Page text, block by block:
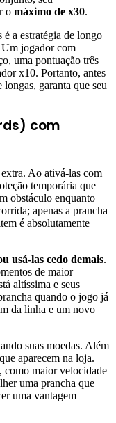
o máximo de x30.
é a estratégia de longo
jogador com
uma pontuação três
x10. Portanto, antes
garanta que seu
com
Ao ativá-las com
temporária que
obstáculo enquanto
apenas a prancha
é absolutamente
usá-las cedo demais.
de maior
altíssima e seus
quando o jogo já
da linha e um novo
suas moedas. Além
aparecem na loja.
como maior velocidade
uma prancha que
uma vantagem